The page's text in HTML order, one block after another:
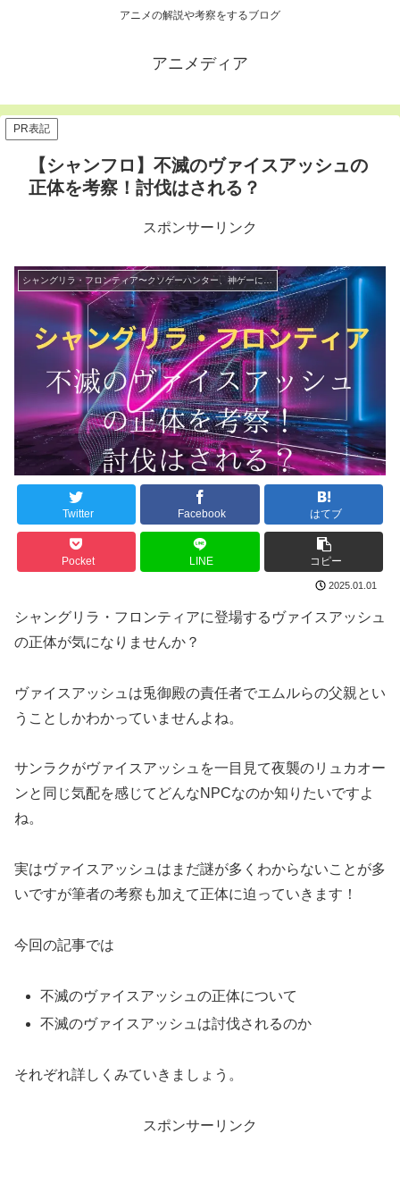
アニメの解説や考察をするブログ
アニメディア
PR表記
【シャンフロ】不滅のヴァイスアッシュの
正体を考察！討伐はされる？
スポンサーリンク
Twitter Facebook はてブ
Pocket LINE コピー
2025.01.01
シャングリラ・フロンティアに登場するヴァイスアッシュ
の正体が気になりませんか？
ヴァイスアッシュは兎御殿の責任者でエムルらの父親とい
うことしかわかっていませんよね。
サンラクがヴァイスアッシュを一目見て夜襲のリュカオー
ンと同じ気配を感じてどんなNPCなのか知りたいですよ
ね。
実はヴァイスアッシュはまだ謎が多くわからないことが多
いですが筆者の考察も加えて正体に迫っていきます！
今回の記事では
不滅のヴァイスアッシュの正体について
不滅のヴァイスアッシュは討伐されるのか
それぞれ詳しくみていきましょう。
スポンサーリンク